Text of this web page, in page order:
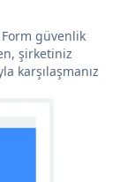
güvenlik
şirketiniz
karşılaşmanız